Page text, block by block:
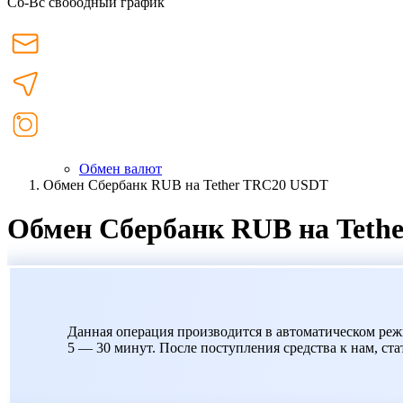
Обмен валют
Обмен Сбербанк RUB на Tether TRC20 USDT
Обмен Сбербанк RUB на
Данная операция производится в автоматическом
5 — 30 минут. После поступления средства к нам,